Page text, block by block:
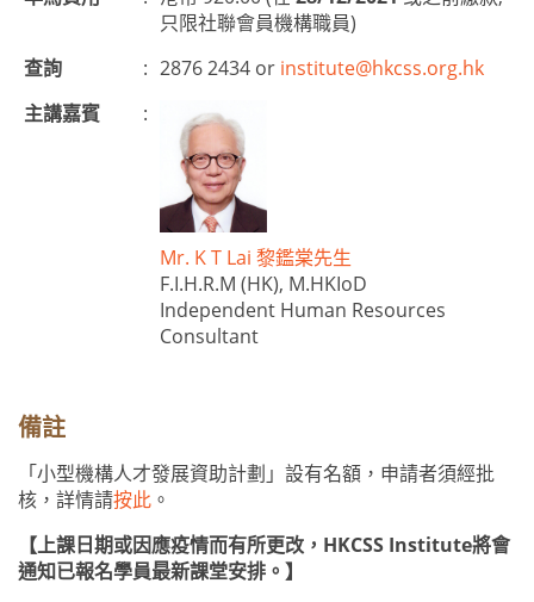
只限社聯會員機構職員)
查詢
: 2876 2434 or institute@hkcss.org.hk
主講嘉賓
:
Mr. K T Lai 黎鑑棠先生
F.I.H.R.M (HK), M.HKIoD
Independent Human Resources
Consultant
備註
「小型機構人才發展資助計劃」設有名額，申請者須經批
核，詳情請按此 。
【上課日期或因應疫情而有所更改， HKCSS Institute將會
通知已報名學員最新課堂安排。】